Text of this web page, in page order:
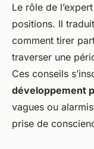
Le rôle de
positions. Il
comment tirer
traverser une
Ces conseils
développement
vagues ou
prise de